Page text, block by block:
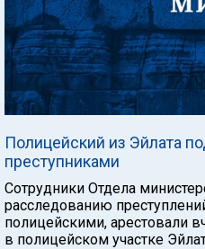
Полицейский из Эйлата
преступниками
Сотрудники Отдела
расследованию
полицейскими, арестовали
в полицейском участке